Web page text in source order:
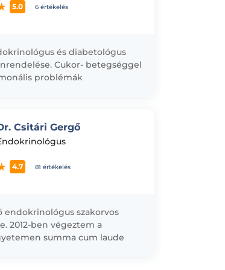
5.0 6 értékelés
és diabetológus
Cukor- betegséggel
problémák
Csitári Gergő
4.7 81 értékelés
endokrinológus szakorvos
2012-ben végeztem a
summa cum laude